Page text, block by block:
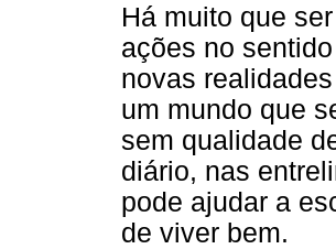
Há muito que
ações no
novas
um mundo que
sem qualidade
diário, nas
pode ajudar a
de viver bem.